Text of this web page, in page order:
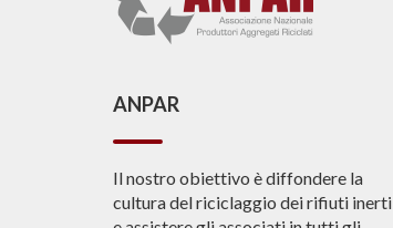
ANPAR
Il nostro obiettivo è diffondere la
cultura del riciclaggio dei rifiuti inerti